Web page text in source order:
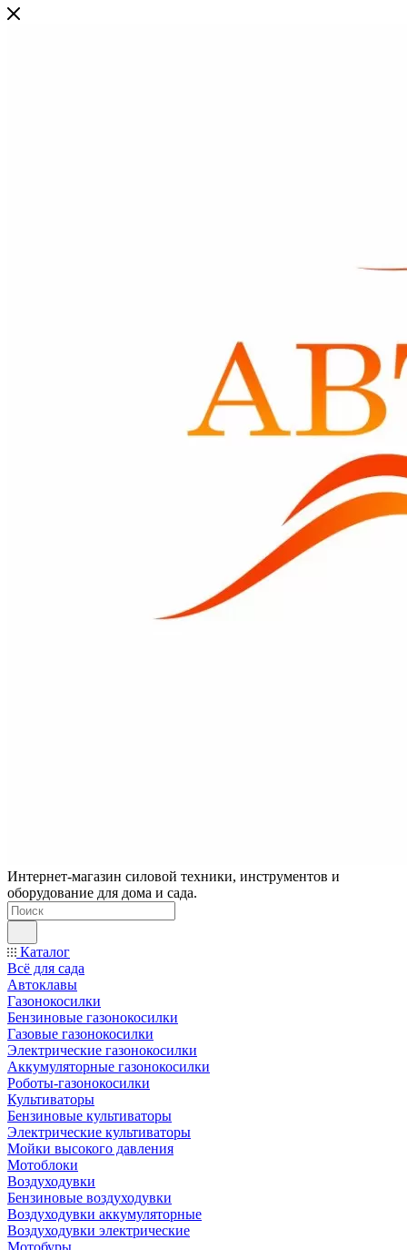
Интернет-магазин силовой техники, инструментов и
оборудование для дома и сада.
Каталог
Всё для сада
Автоклавы
Газонокосилки
Бензиновые газонокосилки
Газовые газонокосилки
Электрические газонокосилки
Аккумуляторные газонокосилки
Роботы-газонокосилки
Культиваторы
Бензиновые культиваторы
Электрические культиваторы
Мойки высокого давления
Мотоблоки
Воздуходувки
Бензиновые воздуходувки
Воздуходувки аккумуляторные
Воздуходувки электрические
Мотобуры